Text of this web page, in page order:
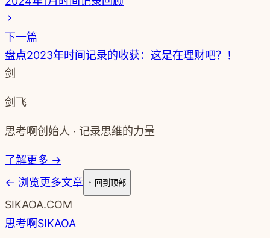
下一篇
盘点2023年时间记录的收获：这是在理财吧？！
剑
剑飞
思考啊创始人 · 记录思维的力量
了解更多 →
← 浏览更多文章 ↑ 回到顶部
SIKAOA.COM
思考啊SIKAOA